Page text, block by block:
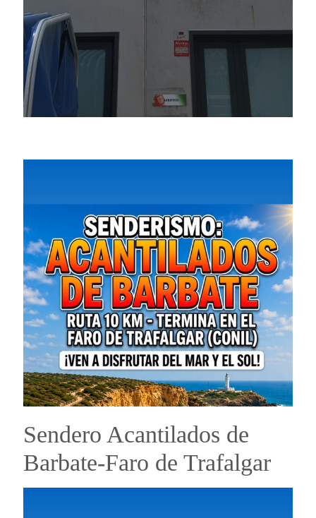
Sendero Acantilados de
Barbate-Faro de Trafalgar